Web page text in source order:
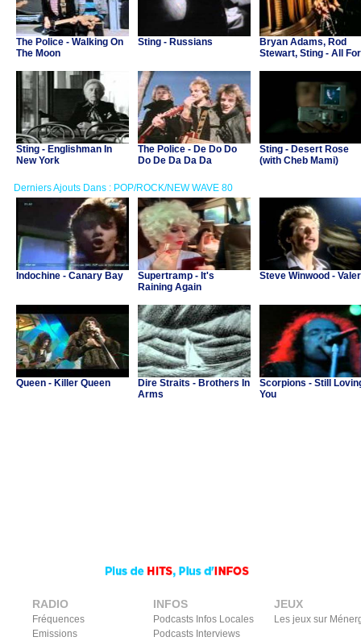
The Police - Walking On
The Moon
Sting - Russians
Bryan Adams, Rod
Stewart, Sting - All For
Sting - Englishman In
New York
The Police - De Do Do
Do De Da Da Da
Sting - Desert Rose
(with Cheb Mami)
Derniers Ajouts Dans : POP/ROCK/NEW WAVE 80
Indochine - Canary Bay
Supertramp - It's
Raining Again
Steve Winwood -
Queen - Killer Queen
Dire Straits - Brothers In
Arms
Scorpions - Still
You
RADIO
Fréquences
Emissions
INFOS
Podcasts Infos Locales
Podcasts Interviews
JEUX
Les jeux sur